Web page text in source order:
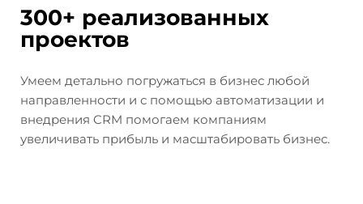
300+ реализованных
проектов
Умеем детально погружаться в бизнес любой
направленности и с помощью автоматизации и
внедрения CRM помогаем компаниям
увеличивать прибыль и масштабировать бизнес.